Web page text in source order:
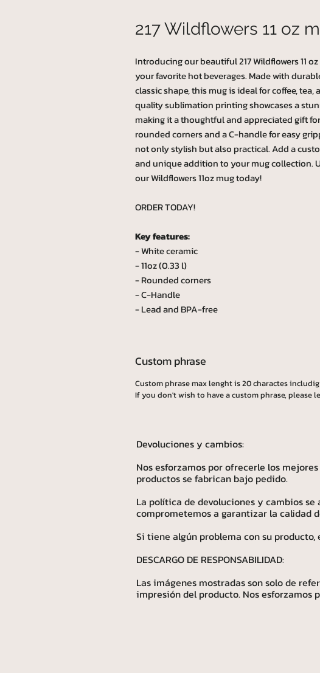
217 Wildflowers 11 oz
Introducing our beautiful 217 Wildflowers 11
your favorite hot beverages. Made with
classic shape, this mug is ideal for coffee,
quality sublimation printing showcases a
making it a thoughtful and appreciated gift
rounded corners and a C-handle for easy
not only stylish but also practical. Add a
and unique addition to your mug collection.
our Wildflowers 11oz mug today!
ORDER TODAY!
Key features:
- White ceramic
- 11oz (0.33 l)
- Rounded corners
- C-Handle
- Lead and BPA-free
Custom phrase
Custom phrase max lenght is 20 charactes
If you don't wish to have a custom phrase, please
Devoluciones y cambios:
Nos esforzamos por ofrecerle los
productos se fabrican bajo pedido.
La política de devoluciones y cambios
comprometemos a garantizar la calidad
Si tiene algún problema con su
DESCARGO DE RESPONSABILIDAD:
Las imágenes mostradas son solo de
impresión del producto. Nos esforzamos